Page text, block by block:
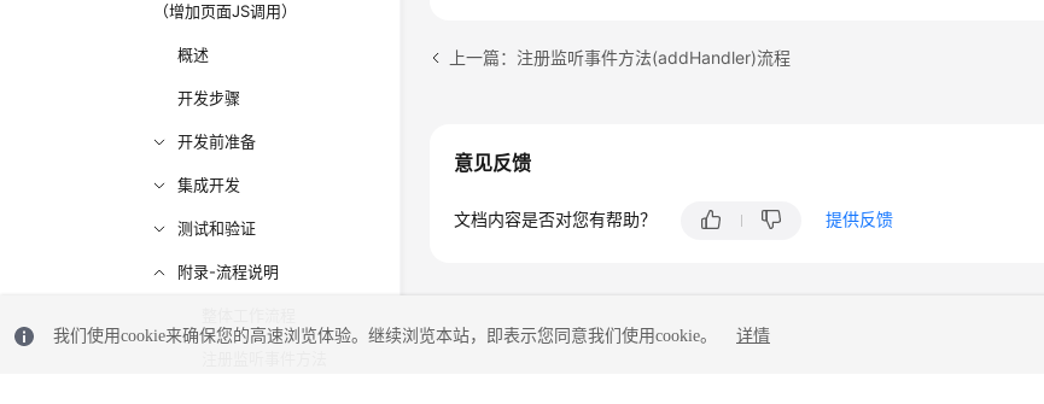
（增加页面JS调用）
概述
开发步骤
开发前准备
集成开发
测试和验证
附录-流程说明
上一篇：注册监听事件方法(addHandler)流程
意见反馈
文档内容是否对您有帮助？ 提供反馈
我们使用cookie来确保您的高速浏览体验。继续浏览本站，即表示您同意我们使用cookie。 详情